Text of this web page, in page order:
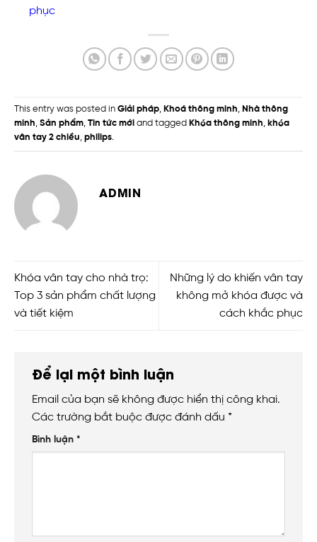
phục
This entry was posted in Giải pháp, Khoá thông minh, Nhà thông
minh, Sản phẩm, Tin tức mới and tagged Khóa thông minh, khóa
vân tay 2 chiều, philips.
ADMIN
Khóa vân tay cho nhà trọ:
Top 3 sản phẩm chất lượng
và tiết kiệm
Những lý do khiến vân tay
không mở khóa được và
cách khắc phục
Để lại một bình luận
Email của bạn sẽ không được hiển thị công khai.
Các trường bắt buộc được đánh dấu *
Bình luận *